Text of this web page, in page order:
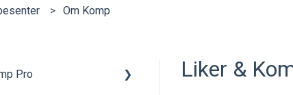
Om Komp
Liker &
Pro